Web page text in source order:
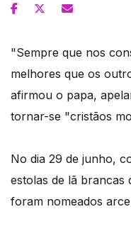
"Sempre que nos
melhores que os
afirmou o papa,
tornar-se "cristãos
No dia 29 de junho,
estolas de lã brancas
foram nomeados